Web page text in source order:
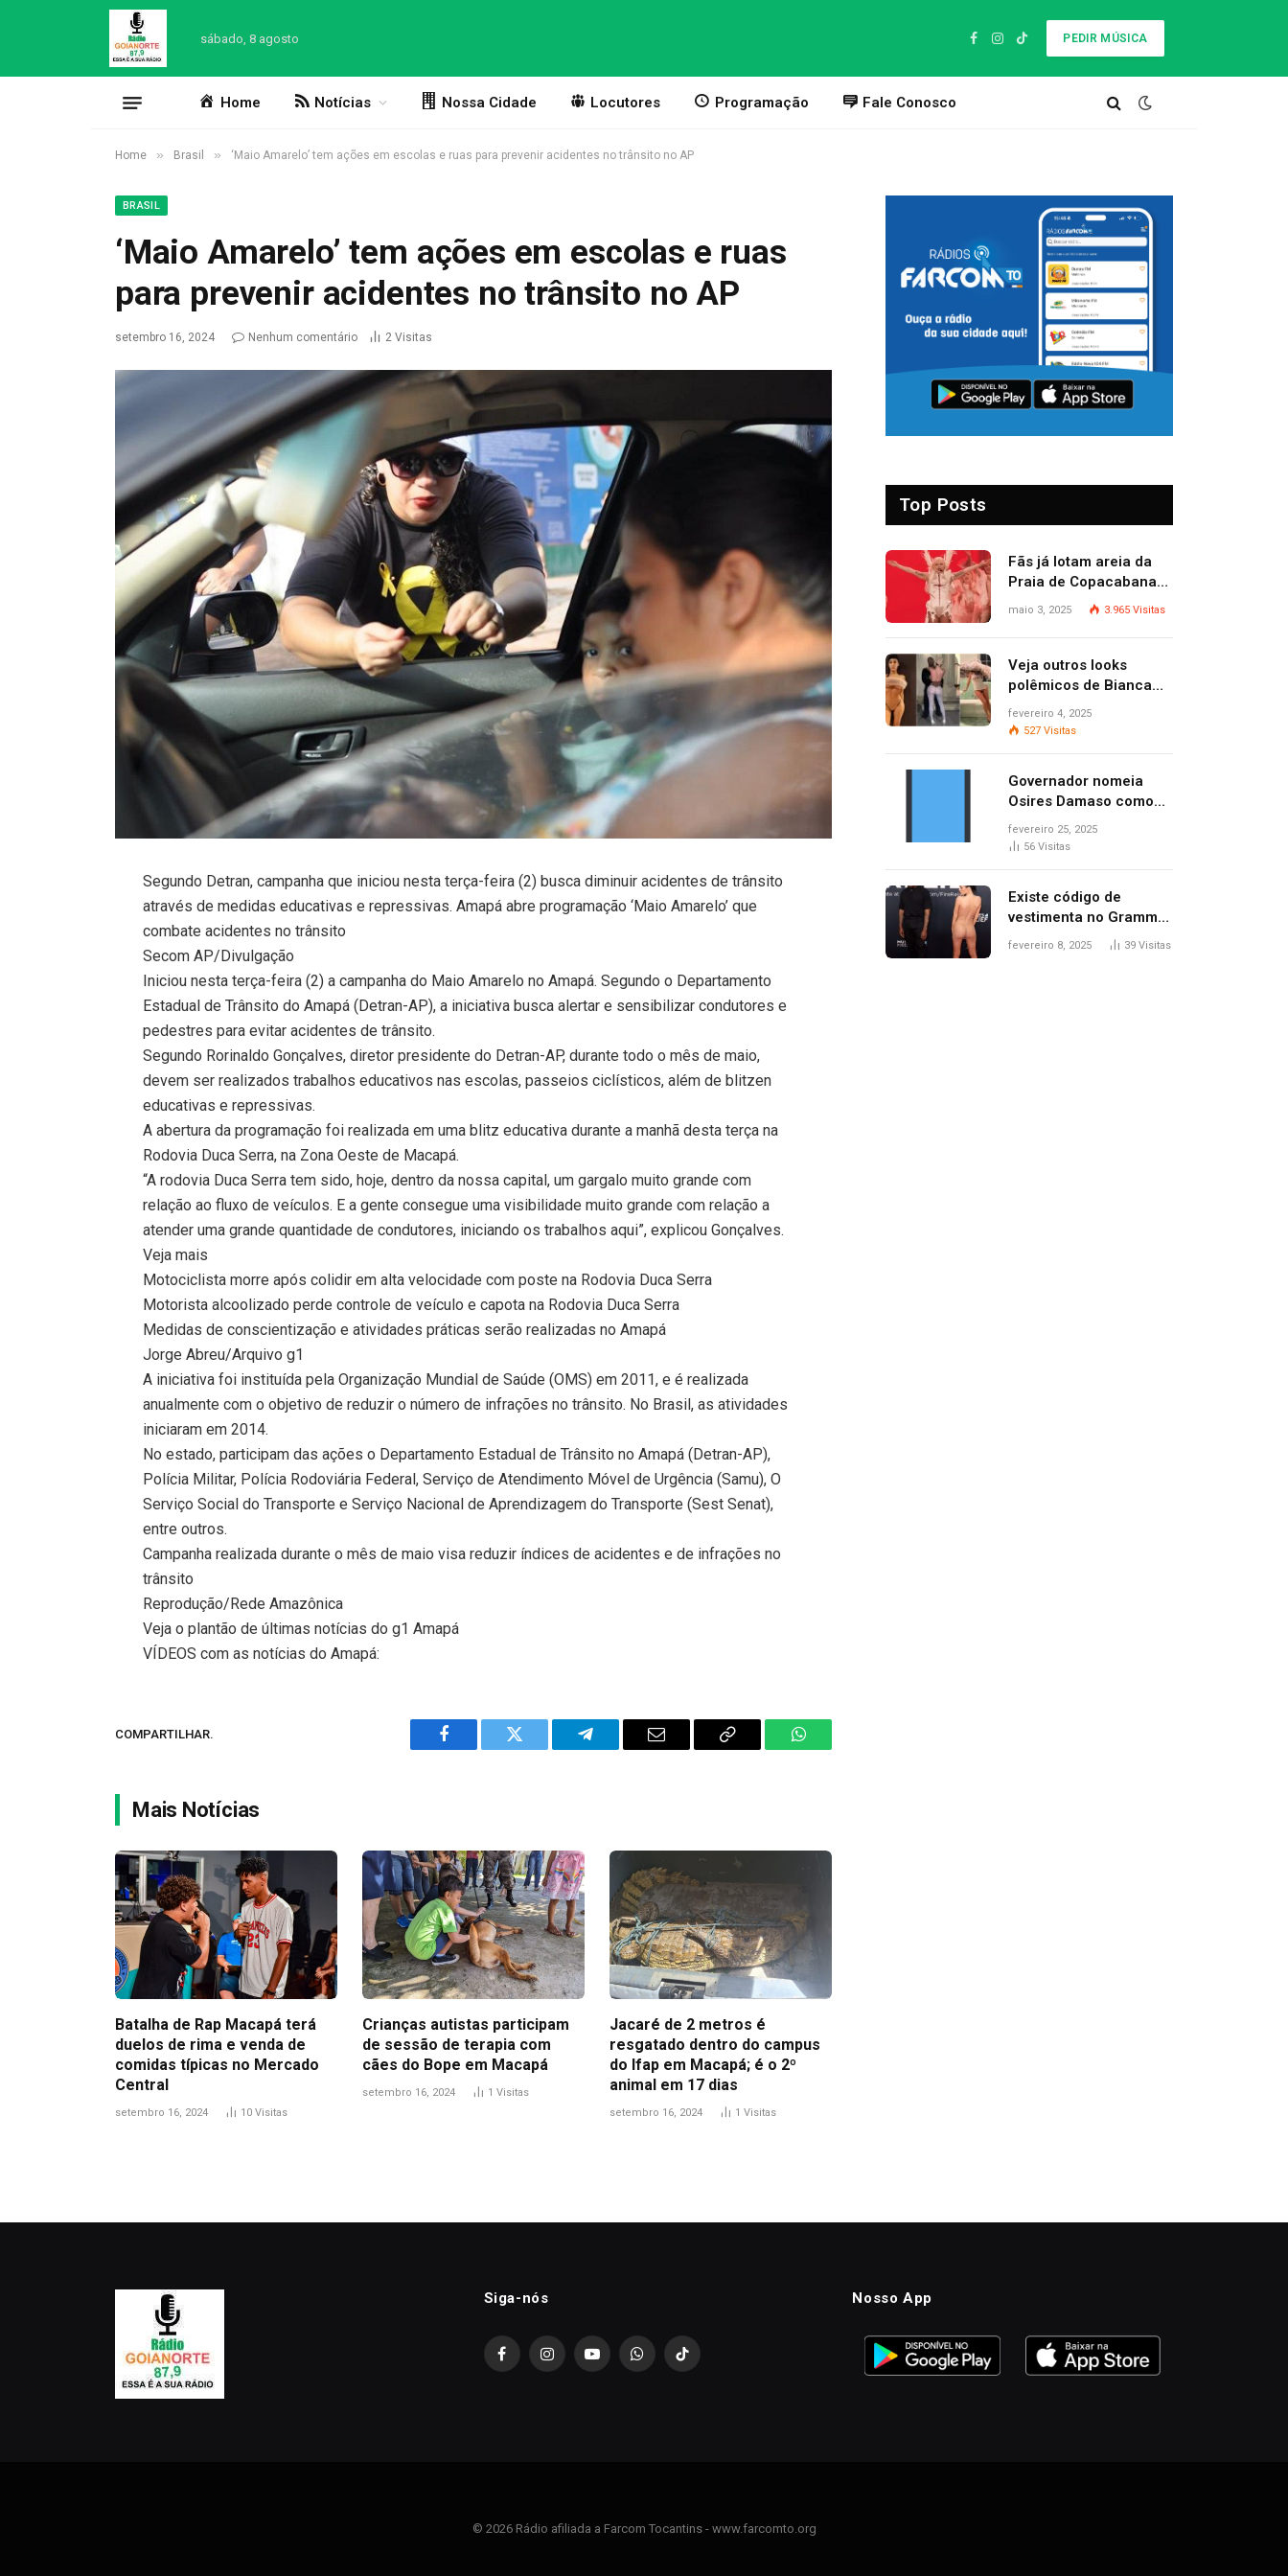
sábado, 8 agosto
Facebook
Instagram
TikTok
PEDIR MÚSICA
Home Notícias Nossa Cidade Locutores Programação Fale Conosco
Home » Brasil » ‘Maio Amarelo’ tem ações em escolas e ruas para prevenir acidentes no trânsito no AP
BRASIL
‘Maio Amarelo’ tem ações em escolas e ruas
para prevenir acidentes no trânsito no AP
setembro 16, 2024 Nenhum comentário 2 Visitas
Segundo Detran, campanha que iniciou nesta terça-feira (2) busca diminuir acidentes de trânsito
através de medidas educativas e repressivas. Amapá abre programação ‘Maio Amarelo’ que
combate acidentes no trânsito
Secom AP/Divulgação
Iniciou nesta terça-feira (2) a campanha do Maio Amarelo no Amapá. Segundo o Departamento
Estadual de Trânsito do Amapá (Detran-AP), a iniciativa busca alertar e sensibilizar condutores e
pedestres para evitar acidentes de trânsito.
Segundo Rorinaldo Gonçalves, diretor presidente do Detran-AP, durante todo o mês de maio,
devem ser realizados trabalhos educativos nas escolas, passeios ciclísticos, além de blitzen
educativas e repressivas.
A abertura da programação foi realizada em uma blitz educativa durante a manhã desta terça na
Rodovia Duca Serra, na Zona Oeste de Macapá.
“A rodovia Duca Serra tem sido, hoje, dentro da nossa capital, um gargalo muito grande com
relação ao fluxo de veículos. E a gente consegue uma visibilidade muito grande com relação a
atender uma grande quantidade de condutores, iniciando os trabalhos aqui”, explicou Gonçalves.
Veja mais
Motociclista morre após colidir em alta velocidade com poste na Rodovia Duca Serra
Motorista alcoolizado perde controle de veículo e capota na Rodovia Duca Serra
Medidas de conscientização e atividades práticas serão realizadas no Amapá
Jorge Abreu/Arquivo g1
A iniciativa foi instituída pela Organização Mundial de Saúde (OMS) em 2011, e é realizada
anualmente com o objetivo de reduzir o número de infrações no trânsito. No Brasil, as atividades
iniciaram em 2014.
No estado, participam das ações o Departamento Estadual de Trânsito no Amapá (Detran-AP),
Polícia Militar, Polícia Rodoviária Federal, Serviço de Atendimento Móvel de Urgência (Samu), O
Serviço Social do Transporte e Serviço Nacional de Aprendizagem do Transporte (Sest Senat),
entre outros.
Campanha realizada durante o mês de maio visa reduzir índices de acidentes e de infrações no
trânsito
Reprodução/Rede Amazônica
Veja o plantão de últimas notícias do g1 Amapá
VÍDEOS com as notícias do Amapá:
COMPARTILHAR.
Facebook Twitter Telegram Email
Copy
WhatsApp
Mais Notícias
Batalha de Rap Macapá terá
duelos de rima e venda de
comidas típicas no Mercado
Central
setembro 16, 2024 10 Visitas
Crianças autistas participam
de sessão de terapia com
cães do Bope em Macapá
setembro 16, 2024 1 Visitas
Jacaré de 2 metros é
resgatado dentro do campus
do Ifap em Macapá; é o 2º
animal em 17 dias
setembro 16, 2024 1 Visitas
Top Posts
Fãs já lotam areia da
Praia de Copacabana
para o show de Lady
maio 3, 2025 3.965 Visitas
Veja outros looks
polêmicos de Bianca
Censori, esposa de
Kanye West que
fevereiro 4, 2025
527 Visitas
Governador nomeia
Osires Damaso como
presidente do Ruraltins
fevereiro 25, 2025
56 Visitas
Existe código de
vestimenta no Grammy?
Questionamento surgiu
fevereiro 8, 2025 39 Visitas
Siga-nós
FacebookInstagramYouTubeWhatsAppTikTok
Nosso App
© 2026 Rádio afiliada a Farcom Tocantins - www.farcomto.org